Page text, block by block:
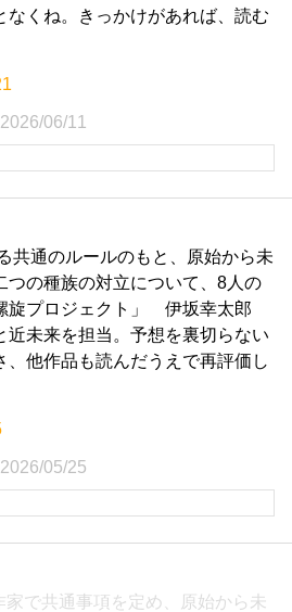
なくね。きっかけがあれば、読む
2026/06/11
のルールのもと、原始から未
つの種族の対立について、8人の
旋プロジェクト」 伊坂幸太郎
近未来を担当。予想を裏切らない
、他作品も読んだうえで再評価し
2026/05/25
家で共通事項を定め、原始から未